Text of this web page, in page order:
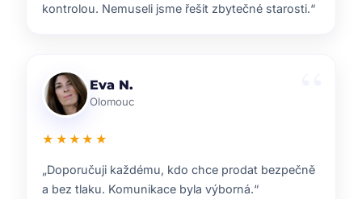
Prodej proběhl hladce a za dobrou cenu.“
Lenka T.
Plzeň
★★★★★
„Velmi příjemná spolupráce. Každý krok nám
vysvětlili a vždy jsme věděli, co nás čeká.“